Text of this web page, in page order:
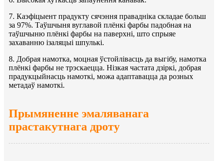
7. Каэфіцыент прадукту сячэння правадніка складае больш
за 97%. Таўшчыня вуглавой плёнкі фарбы падобная на
таўшчыню плёнкі фарбы на паверхні, што спрыяе
захаванню ізаляцыі шпулькі.
8. Добрая намотка, моцная ўстойлівасць да выгібу, намотка
плёнкі фарбы не трэскаецца. Нізкая частата дзіркі, добрая
прадукцыйнасць намоткі, можа адаптавацца да розных
метадаў намоткі.
Прымяненне эмаляванага
прастакутнага дроту